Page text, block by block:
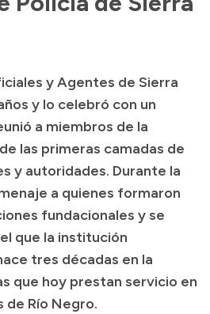
y Agentes de Sierra
y lo celebró con un
a miembros de la
las primeras camadas de
y autoridades. Durante la
a quienes formaron
fundacionales y se
que la institución
tres décadas en la
que hoy prestan servicio en
de Río Negro.